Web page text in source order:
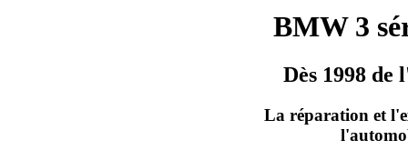
BMW 3
Dès 1998 de
La réparation et